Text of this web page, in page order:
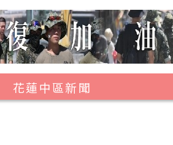
花蓮中區新聞